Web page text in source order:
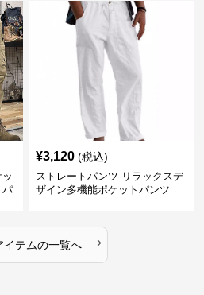
パ
¥3,120 (税込)
ストレートパンツ リラックスデ
ザイン多機能ポケットパンツ
イテムの一覧へ ›